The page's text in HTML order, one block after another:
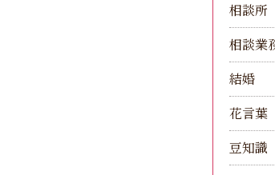
相談所
相談業
結婚
花言葉
豆知識